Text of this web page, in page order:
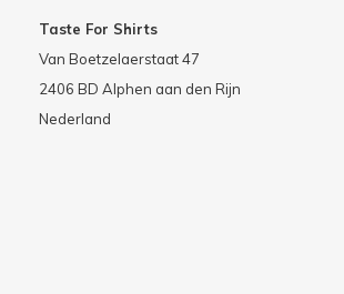
Taste For Shirts
Van Boetzelaerstaat 47
2406 BD Alphen aan den Rijn
Nederland